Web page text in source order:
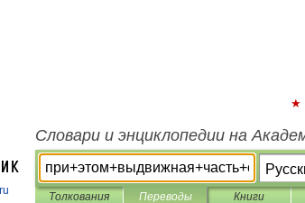
Словари и энциклопедии на
Толкования Переводы Книги